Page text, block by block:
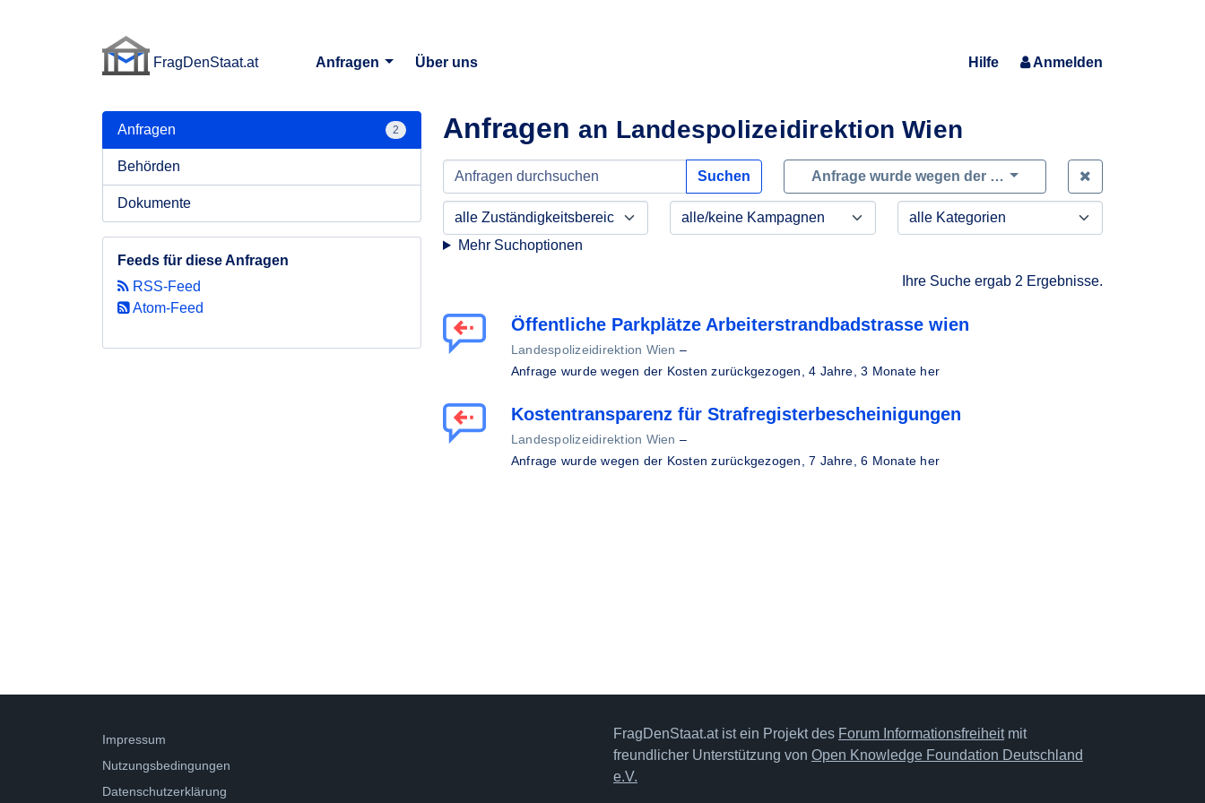
FragDenStaat.at
Anfragen
Über uns Hilfe Anmelden
Anfragen an Landespolizeidirektion Wien
Suchen Anfrage wurde wegen der …
Mehr Suchoptionen
Ihre Suche ergab 2 Ergebnisse.
Öffentliche Parkplätze Arbeiterstrandbadstrasse wien
Landespolizeidirektion Wien –
Anfrage wurde wegen der Kosten zurückgezogen,4 Jahre, 3 Monate her
Kostentransparenz für Strafregisterbescheinigungen
Landespolizeidirektion Wien –
Anfrage wurde wegen der Kosten zurückgezogen,7 Jahre, 6 Monate her
Anfragen 2
Behörden
Dokumente
Feeds für diese Anfragen
RSS-Feed
Atom-Feed
Impressum
Nutzungsbedingungen
Datenschutzerklärung
FragDenStaat.at ist ein Projekt des Forum Informationsfreiheitmit
freundlicher Unterstützung von Open Knowledge Foundation Deutschland
e.V.